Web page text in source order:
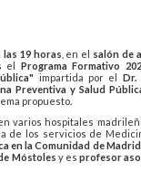
las 19 horas , en el salón de
el Programa Formativo
impartida por el Dr.
Preventiva y Salud
propuesto.
varios hospitales
de los servicios de
en la Comunidad de Madrid
Móstoles y esprofesor